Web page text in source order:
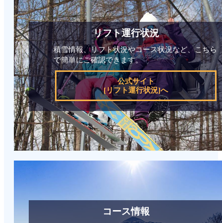
リフト運行状況
積雪情報、リフト状況やコース状況など、こちら
で簡単にご確認できます。
公式サイト
[リフト運行状況]へ
コース情報